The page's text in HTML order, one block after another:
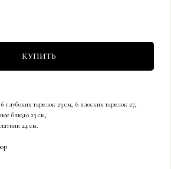
КУПИТЬ
глубоких тарелок 23 см, 6 плоских тарелок 27,
блюдо 23 см,
24 см.